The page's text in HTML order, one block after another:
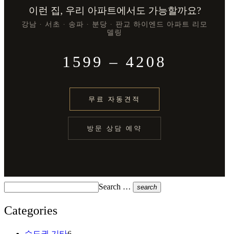
이런 집, 우리 아파트에서도 가능할까요?
강남 · 서초 · 송파 · 분당 · 판교 하이엔드 아파트 리모
델링
1599 – 4208
무료 자동견적
방문 상담 예약
Search … search
Categories